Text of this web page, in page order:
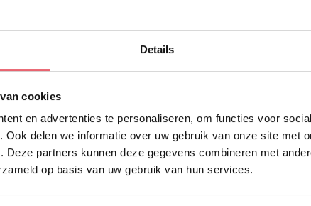
Details
cookies
en advertenties te personaliseren, om functies voor
Ook delen we informatie over uw gebruik van onze site met
Deze partners kunnen deze gegevens combineren met
op basis van uw gebruik van hun services.